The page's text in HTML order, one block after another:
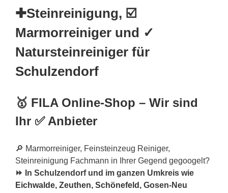
✚Steinreinigung, ☑️
Marmorreiniger und ✓
Natursteinreiniger für
Schulzendorf
🥇 FILA Online-Shop – Wir sind
Ihr ✅ Anbieter
🔎 Marmorreiniger, Feinsteinzeug Reiniger,
Steinreinigung Fachmann in Ihrer Gegend gegoogelt?
⏩ In Schulzendorf und im ganzen Umkreis wie
Eichwalde, Zeuthen, Schönefeld , Gosen-Neu